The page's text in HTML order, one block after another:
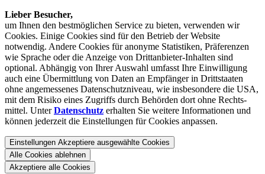
Lieber Besucher,
um Ihnen den best­möglichen Service zu bieten, verwenden wir
Cookies. Einige Cookies sind für den Betrieb der Website
notwendig. Andere Cookies für anonyme Statistiken, Präferenzen
wie Sprache oder die Anzeige von Dritt­anbieter-Inhalten sind
optional. Abhängig von Ihrer Auswahl umfasst Ihre Einwilligung
auch eine Übermittlung von Daten an Empfänger in Drittstaaten
ohne angemessenes Daten­schutz­niveau, wie insbesondere die USA,
mit dem Risiko eines Zugriffs durch Behörden dort ohne Rechts­
mittel. UnterDatenschutz erhalten Sie weitere Informationen und
können jederzeit die Einstellungen für Cookies anpassen.
Einstellungen Akzeptiere ausgewählte Cookies
Alle Cookies ablehnen
Akzeptiere alle Cookies